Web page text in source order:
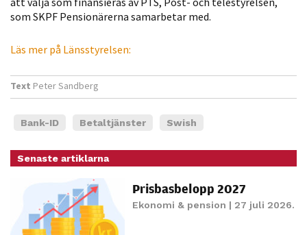
som SKPF Pensionärerna samarbetar med.
Läs mer på Länsstyrelsen:
Text Peter Sandberg
Bank-ID Betaltjänster Swish
Senaste artiklarna
Prisbasbelopp 2027
Ekonomi & pension | 27 juli 2026.
personligt